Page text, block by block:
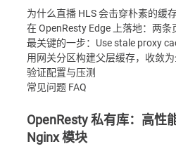
为什么直播 HLS 会击穿朴素的缓
在 OpenResty Edge 上落地：两条
最关键的一步：Use stale proxy
用网关分区构建父层缓存，收敛
验证配置与压测
常见问题 FAQ
OpenResty 私有库：高性
Nginx 模块